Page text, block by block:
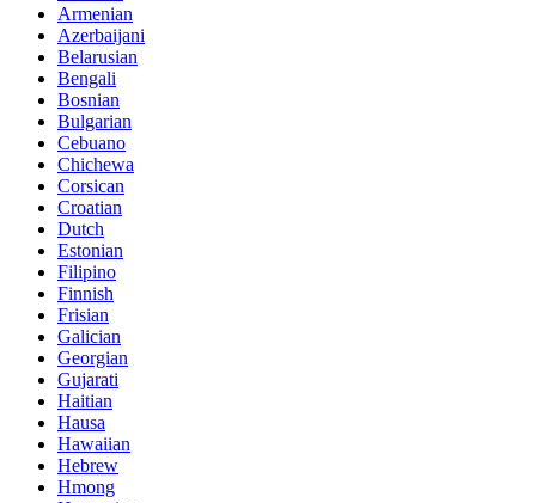
Armenian
Azerbaijani
Belarusian
Bengali
Bosnian
Bulgarian
Cebuano
Chichewa
Corsican
Croatian
Dutch
Estonian
Filipino
Finnish
Frisian
Galician
Georgian
Gujarati
Haitian
Hausa
Hawaiian
Hebrew
Hmong